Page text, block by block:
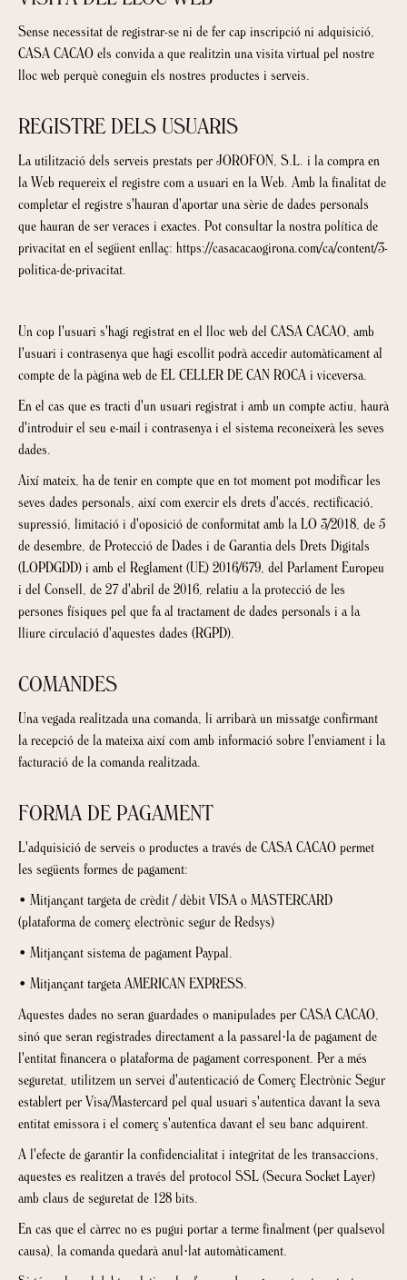
Sense necessitat de registrar-se ni de fer cap inscripció ni adquisició,
CASA CACAO els convida a que realitzin una visita virtual pel nostre
lloc web perquè coneguin els nostres productes i serveis.
REGISTRE DELS USUARIS
La utilització dels serveis prestats per JOROFON, S.L. i la compra en
la Web requereix el registre com a usuari en la Web. Amb la finalitat de
completar el registre s'hauran d'aportar una sèrie de dades personals
que hauran de ser veraces i exactes. Pot consultar la nostra política de
privacitat en el següent enllaç: https://casacacaogirona.com/ca/content/3-
politica-de-privacitat.
Un cop l'usuari s'hagi registrat en el lloc web del CASA CACAO, amb
l'usuari i contrasenya que hagi escollit podrà accedir automàticament al
compte de la pàgina web de EL CELLER DE CAN ROCA i viceversa.
En el cas que es tracti d'un usuari registrat i amb un compte actiu, haurà
d'introduir el seu e-mail i contrasenya i el sistema reconeixerà les seves
dades.
Així mateix, ha de tenir en compte que en tot moment pot modificar les
seves dades personals, així com exercir els drets d'accés, rectificació,
supressió, limitació i d'oposició de conformitat amb la LO 3/2018, de 5
de desembre, de Protecció de Dades i de Garantia dels Drets Digitals
(LOPDGDD) i amb el Reglament (UE) 2016/679, del Parlament Europeu
i del Consell, de 27 d'abril de 2016, relatiu a la protecció de les
persones físiques pel que fa al tractament de dades personals i a la
lliure circulació d'aquestes dades (RGPD).
COMANDES
Una vegada realitzada una comanda, li arribarà un missatge confirmant
la recepció de la mateixa així com amb informació sobre l'enviament i la
facturació de la comanda realitzada.
FORMA DE PAGAMENT
L'adquisició de serveis o productes a través de CASA CACAO permet
les següents formes de pagament:
• Mitjançant targeta de crèdit / dèbit VISA o MASTERCARD
(plataforma de comerç electrònic segur de Redsys)
• Mitjançant sistema de pagament Paypal.
• Mitjançant targeta AMERICAN EXPRESS.
Aquestes dades no seran guardades o manipulades per CASA CACAO,
sinó que seran registrades directament a la passarel·la de pagament de
l'entitat financera o plataforma de pagament corresponent. Per a més
seguretat, utilitzem un servei d'autenticació de Comerç Electrònic Segur
establert per Visa/Mastercard pel qual usuari s'autentica davant la seva
entitat emissora i el comerç s'autentica davant el seu banc adquirent.
A l'efecte de garantir la confidencialitat i integritat de les transaccions,
aquestes es realitzen a través del protocol SSL (Secura Socket Layer)
amb claus de seguretat de 128 bits.
En cas que el càrrec no es pugui portar a terme finalment (per qualsevol
causa), la comanda quedarà anul·lat automàticament.